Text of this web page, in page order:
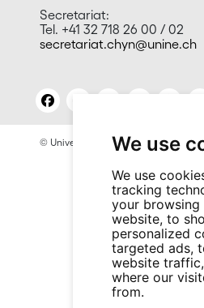
We use
We use
tracking
your browsing
website, to
personalized
targeted ads,
website
where our
from.
Secretariat:
Tel. +41 32 718 26 00 / 02
secretariat.chyn@unine.ch
© University of Neuchâtel 2026
Site contact: